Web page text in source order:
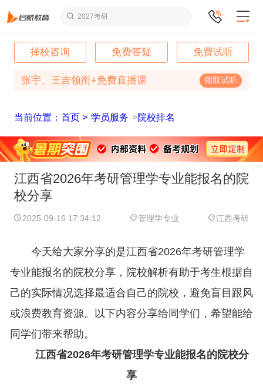
2027考研
择校咨询 免费答疑 免费试听
张宇、王吉领衔+免费直播课 领取试听
当前位置：首页 > 学员服务 >院校排名
江西省2026年考研管理学专业能报名的院
校分享
2025-09-16 17:34:12 管理学专业 江西考研
今天给大家分享的是江西省2026年考研管理学
专业能报名的院校分享，院校解析有助于考生根据自
己的实际情况选择最适合自己的院校，避免盲目跟风
或浪费教育资源。以下内容分享给同学们，希望能给
同学们带来帮助。
江西省2026年考研管理学专业能报名的院校分
享